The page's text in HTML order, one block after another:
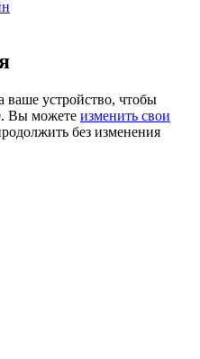
ваше устройство, чтобы
Вы можете изменить свои
без изменения